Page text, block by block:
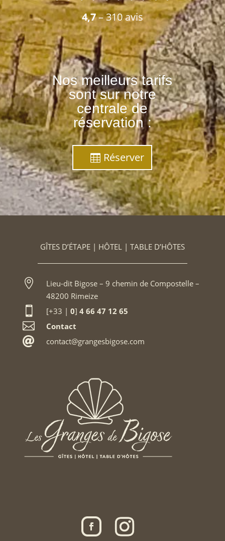
Gérer le consentement
Pour offrir les meilleures expériences, nous utilisons des technologies
4,7– 310 avis
Nos meilleurs tarifs
sont sur notre
centrale de
réservation :
Réserver
GÎTES D’ÉTAPE | HÔTEL | TABLE D’HÔTES

Lieu-dit Bigose – 9 chemin de Compostelle –
48200 Rimeize
 [+33 | 0] 4 66 47 12 65
 Contact
 contact@grangesbigose.com